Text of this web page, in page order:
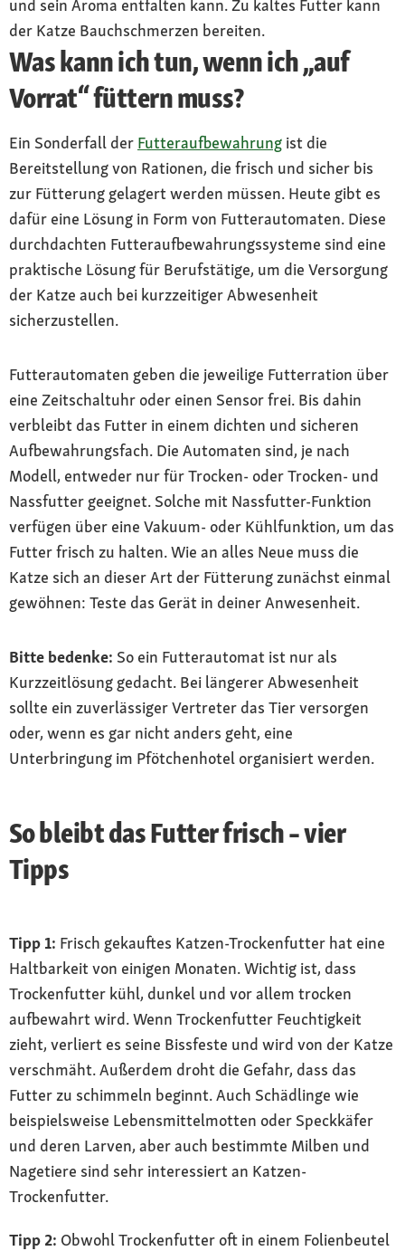
und sein Aroma entfalten kann. Zu kaltes Futter kann
der Katze Bauchschmerzen bereiten.
Was kann ich tun, wenn ich „auf
Vorrat“ füttern muss?
Ein Sonderfall der Futteraufbewahrung ist die
Bereitstellung von Rationen, die frisch und sicher bis
zur Fütterung gelagert werden müssen. Heute gibt es
dafür eine Lösung in Form von Futterautomaten. Diese
durchdachten Futteraufbewahrungssysteme sind eine
praktische Lösung für Berufstätige, um die Versorgung
der Katze auch bei kurzzeitiger Abwesenheit
sicherzustellen.
Futterautomaten geben die jeweilige Futterration über
eine Zeitschaltuhr oder einen Sensor frei. Bis dahin
verbleibt das Futter in einem dichten und sicheren
Aufbewahrungsfach. Die Automaten sind, je nach
Modell, entweder nur für Trocken- oder Trocken- und
Nassfutter geeignet. Solche mit Nassfutter-Funktion
verfügen über eine Vakuum- oder Kühlfunktion, um das
Futter frisch zu halten. Wie an alles Neue muss die
Katze sich an dieser Art der Fütterung zunächst einmal
gewöhnen: Teste das Gerät in deiner Anwesenheit.
Bitte bedenke: So ein Futterautomat ist nur als
Kurzzeitlösung gedacht. Bei längerer Abwesenheit
sollte ein zuverlässiger Vertreter das Tier versorgen
oder, wenn es gar nicht anders geht, eine
Unterbringung im Pfötchenhotel organisiert werden.
So bleibt das Futter frisch – vier
Tipps
Tipp 1: Frisch gekauftes Katzen-Trockenfutter hat eine
Haltbarkeit von einigen Monaten. Wichtig ist, dass
Trockenfutter kühl, dunkel und vor allem trocken
aufbewahrt wird. Wenn Trockenfutter Feuchtigkeit
zieht, verliert es seine Bissfeste und wird von der Katze
verschmäht. Außerdem droht die Gefahr, dass das
Futter zu schimmeln beginnt. Auch Schädlinge wie
beispielsweise Lebensmittelmotten oder Speckkäfer
und deren Larven, aber auch bestimmte Milben und
Nagetiere sind sehr interessiert an Katzen-
Trockenfutter.
Tipp 2: Obwohl Trockenfutter oft in einem Folienbeutel